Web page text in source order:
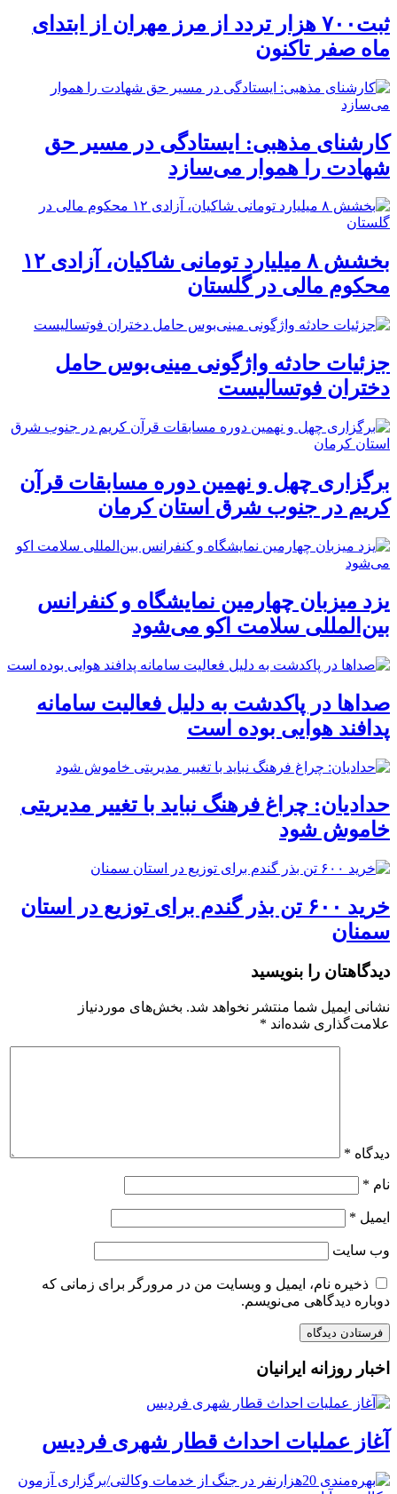
ثبت۷۰۰ هزار تردد از مرز مهران از ابتدای
ماه صفر تاکنون
کارشنای مذهبی: ایستادگی در مسیر حق
شهادت را هموار می‌سازد
بخشش ۸ میلیارد تومانی شاکیان، آزادی ۱۲
محکوم مالی در گلستان
جزئیات حادثه واژگونی مینی‌بوس حامل
دختران فوتسالیست
برگزاری چهل و نهمین دوره مسابقات قرآن
کریم در جنوب شرق استان کرمان
یزد میزبان چهارمین نمایشگاه و کنفرانس
بین‌المللی سلامت اکو می‌شود
صداها در پاکدشت به دلیل فعالیت سامانه
پدافند هوایی بوده است
حدادیان: چراغ فرهنگ نباید با تغییر مدیریتی
خاموش شود
خرید ۶۰۰ تن بذر گندم برای توزیع در استان
سمنان
دیدگاهتان را بنویسید
نشانی ایمیل شما منتشر نخواهد شد. بخش‌های موردنیاز
علامت‌گذاری شده‌اند *
دیدگاه *
نام *
ایمیل *
وب‌ سایت
ذخیره نام، ایمیل و وبسایت من در مرورگر برای زمانی که
دوباره دیدگاهی می‌نویسم.
اخبار روزانه ایرانیان
آغاز عملیات احداث قطار شهری فردیس